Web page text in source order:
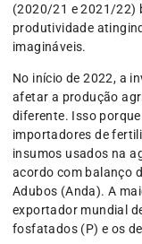
(2020/21 e 2021/22)
produtividade
imagináveis.
No início de 2022, a
afetar a produção
diferente. Isso
importadores de
insumos usados na
acordo com balanço
Adubos (Anda). A
exportador mundial
fosfatados (P) e os